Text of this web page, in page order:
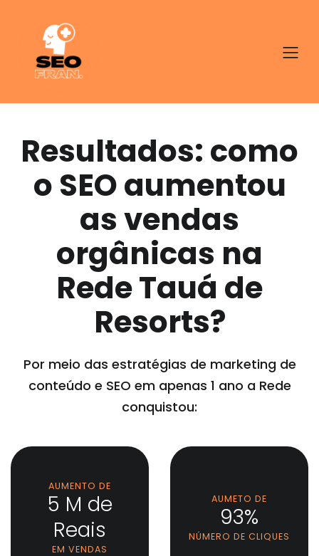
Resultados: como
o SEO aumentou
as vendas
orgânicas na
Rede Tauá de
Resorts?
Por meio das estratégias de marketing de
conteúdo e SEO em apenas 1 ano a Rede
conquistou:
AUMENTO DE
5 M de
Reais
EM VENDAS
AUMETO DE
93%
NÚMERO DE CLIQUES